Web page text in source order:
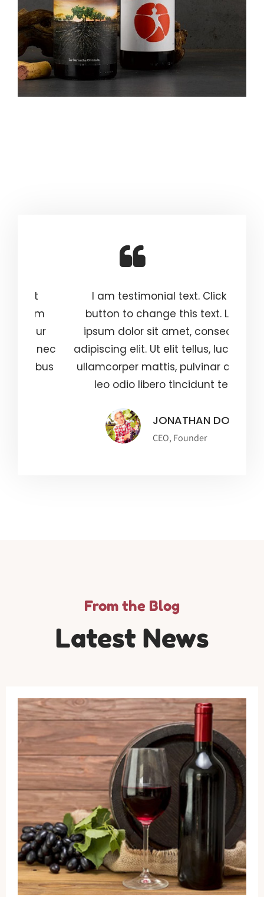
I am testimonial text. Click edit
button to change this text. Lorem
ipsum dolor sit amet, consectetur
adipiscing elit. Ut elit tellus, luctus nec
ullamcorper mattis, pulvinar dapibus
leo odio libero tincidunt tellus.
JONATHAN DOE
CEO, Founder
From the Blog
Latest News